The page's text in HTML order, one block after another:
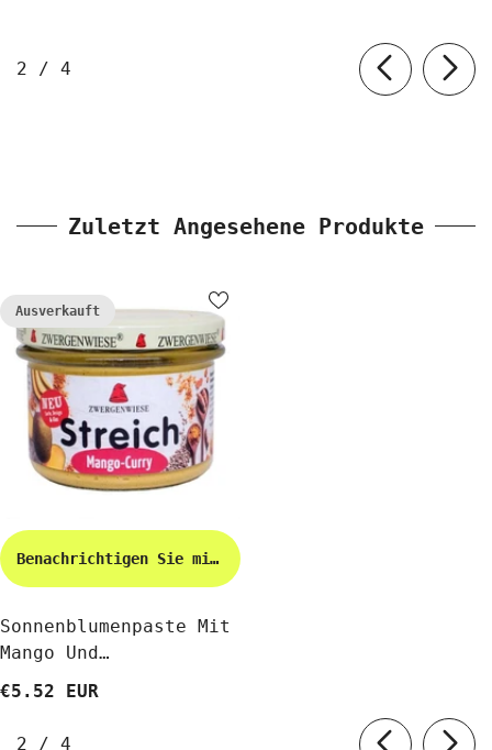
2 / von
4
Zuletzt Angesehene Produkte
Ausverkauft
Benachrichtigen Sie mich
Sonnenblumenpaste Mit
Mango Und
€5.52 EUR
2 / von
4